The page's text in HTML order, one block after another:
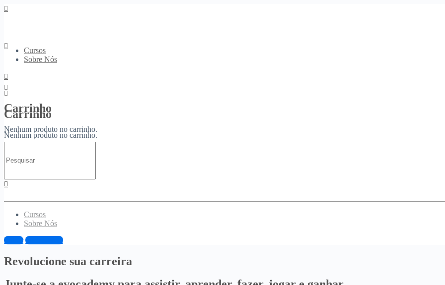
Cursos
Sobre Nós
Carrinho
Nenhum produto no carrinho.
Carrinho
Nenhum produto no carrinho.
Cursos
Sobre Nós
Entrar Inscrever-se
Revolucione sua carreira